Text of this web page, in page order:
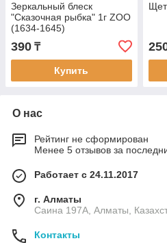
Зеркальный блеск
"Сказочная рыбка" 1г ZOO
(1634-1645)
390 ₸
Купить
О нас
Рейтинг не сформирован
Менее 5 отзывов за
Работает с 24.11.2017
г. Алматы
Саина 197А, Алматы,
Контакты